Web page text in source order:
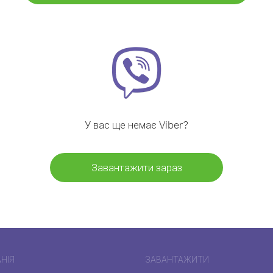
У вас ще немає Viber?
Завантажити зараз
ЗАВАНТАЖИТИ